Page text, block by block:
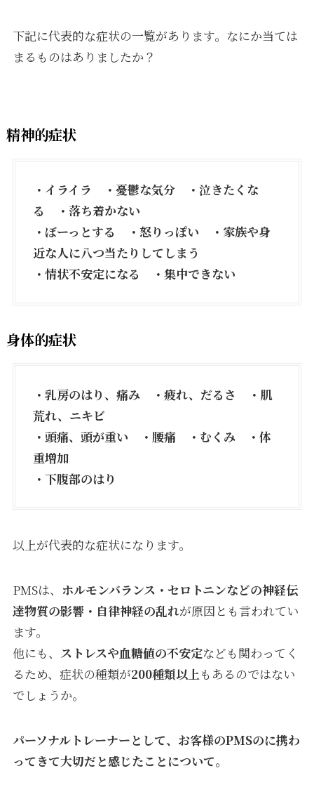
下記に代表的な症状の一覧があります。なにか当ては
まるものはありましたか？
精神的症状
・イライラ ・憂鬱な気分 ・泣きたくな
る ・落ち着かない
・ぼーっとする ・怒りっぽい ・家族や身
近な人に八つ当たりしてしまう
・情状不安定になる ・集中できない
身体的症状
・乳房のはり、痛み ・疲れ、だるさ ・肌
荒れ、ニキビ
・頭痛、頭が重い ・腰痛 ・むくみ ・体
重増加
・下腹部のはり
以上が代表的な症状になります。
PMSは、 ホルモンバランス・セロトニンなどの神経伝
達物質の影響・自律神経の乱れが原因とも言われてい
ます。
他にも、 ストレスや血糖値の不安定なども関わってく
るため、症状の種類が200種類以上 もあるのではない
でしょうか。
パーソナルトレーナーとして、お客様のPMSのに携わ
ってきて大切だと感じたことについて。